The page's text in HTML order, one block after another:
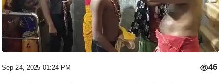
Sep 24, 2025 01:24 PM 46